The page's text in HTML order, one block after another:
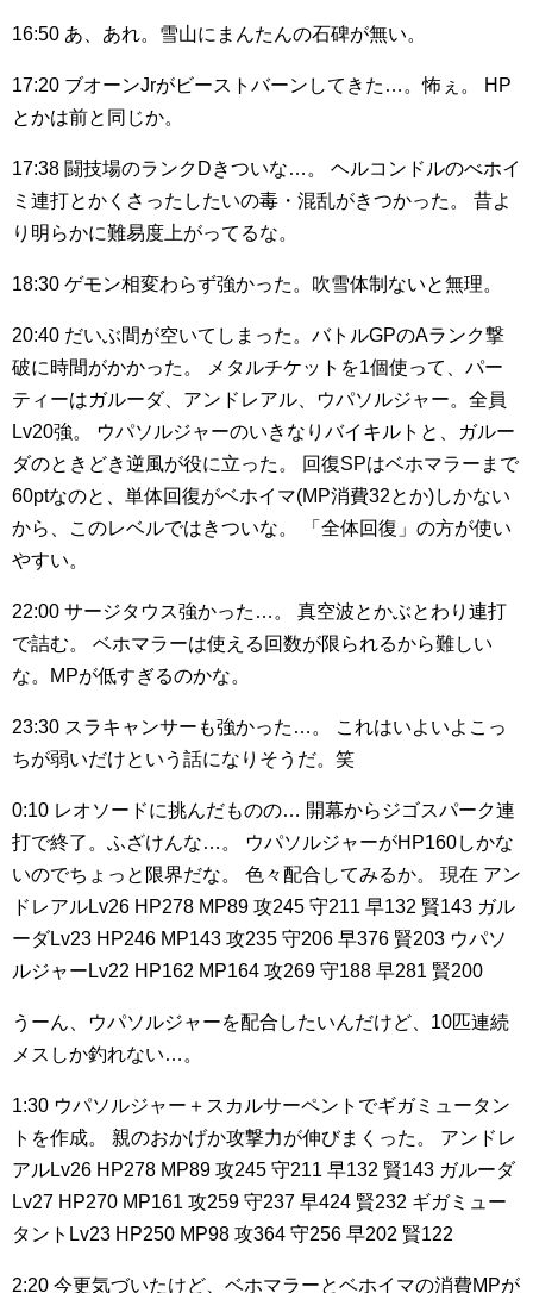
16:50 あ、あれ。雪山にまんたんの石碑が無い。
17:20 ブオーンJrがビーストバーンしてきた…。怖ぇ。
HP
とかは前と同じか。
17:38 闘技場のランクDきついな…。
ヘルコンドルのべホイ
ミ連打とかくさったしたいの毒・混乱がきつかった。
昔よ
り明らかに難易度上がってるな。
18:30 ゲモン相変わらず強かった。吹雪体制ないと無理。
20:40 だいぶ間が空いてしまった。バトルGPのAランク撃
破に時間がかかった。
メタルチケットを1個使って、パー
ティーはガルーダ、アンドレアル、ウパソルジャー。全員
Lv20強。
ウパソルジャーのいきなりバイキルトと、ガルー
ダのときどき逆風が役に立った。
回復SPはベホマラーまで
60ptなのと、単体回復がベホイマ(MP消費32とか)しかない
から、このレベルではきついな。
「全体回復」の方が使い
やすい。
22:00 サージタウス強かった…。
真空波とかぶとわり連打
で詰む。
ベホマラーは使える回数が限られるから難しい
な。MPが低すぎるのかな。
23:30 スラキャンサーも強かった…。
これはいよいよこっ
ちが弱いだけという話になりそうだ。笑
0:10 レオソードに挑んだものの… 開幕からジゴスパーク連
打で終了。ふざけんな…。
ウパソルジャーがHP160しかな
いのでちょっと限界だな。
色々配合してみるか。 現在 アン
ドレアルLv26 HP278 MP89 攻245 守211 早132 賢143 ガル
ーダLv23 HP246 MP143 攻235 守206 早376 賢203 ウパソ
ルジャーLv22 HP162 MP164 攻269 守188 早281 賢200
うーん、ウパソルジャーを配合したいんだけど、10匹連続
メスしか釣れない…。
1:30 ウパソルジャー＋スカルサーペントでギガミュータン
トを作成。
親のおかげか攻撃力が伸びまくった。
アンドレ
アルLv26 HP278 MP89 攻245 守211 早132 賢143 ガルーダ
Lv27 HP270 MP161 攻259 守237 早424 賢232 ギガミュー
タントLv23 HP250 MP98 攻364 守256 早202 賢122
2:20 今更気づいたけど、ベホマラーとベホイマの消費MPが